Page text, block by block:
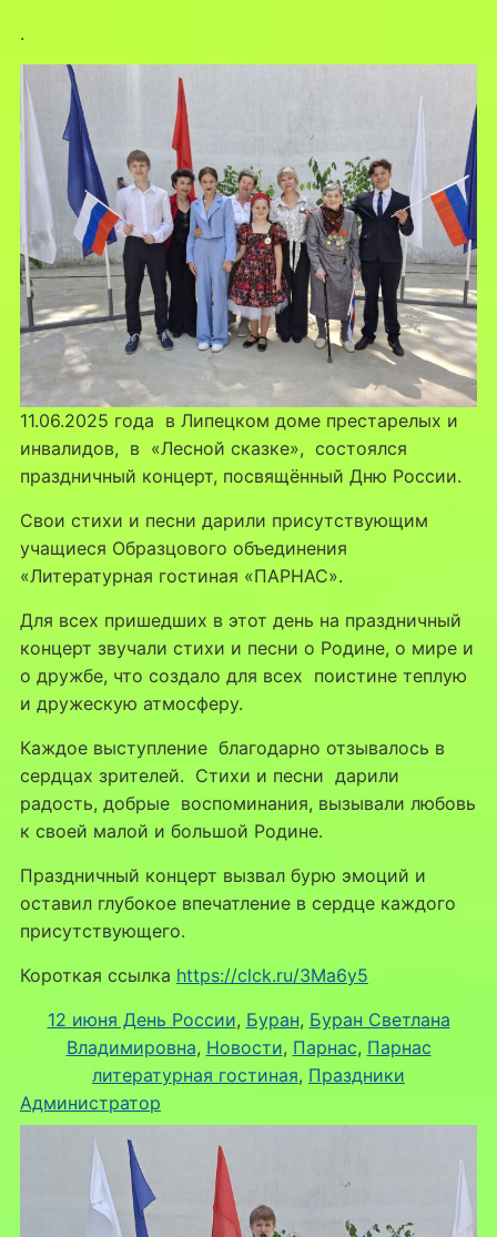
.
11.06.2025 года в Липецком доме престарелых и
инвалидов, в «Лесной сказке», состоялся
праздничный концерт, посвящённый Дню России.
Свои стихи и песни дарили присутствующим
учащиеся Образцового объединения
«Литературная гостиная «ПАРНАС».
Для всех пришедших в этот день на праздничный
концерт звучали стихи и песни о Родине, о мире и
о дружбе, что создало для всех поистине теплую
и дружескую атмосферу.
Каждое выступление благодарно отзывалось в
сердцах зрителей. Стихи и песни дарили
радость, добрые воспоминания, вызывали любовь
к своей малой и большой Родине.
Праздничный концерт вызвал бурю эмоций и
оставил глубокое впечатление в сердце каждого
присутствующего.
Короткая ссылка https://clck.ru/3Ma6y5
12 июня День России, Буран, Буран Светлана
Владимировна, Новости, Парнас, Парнас
литературная гостиная, Праздники
Администратор